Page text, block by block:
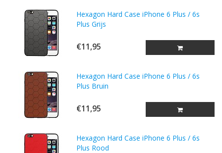
Hexagon Hard Case iPhone 6 Plus / 6s
Plus Grijs
€11,95
Hexagon Hard Case iPhone 6 Plus / 6s
Plus Bruin
€11,95
Hexagon Hard Case iPhone 6 Plus / 6s
Plus Rood